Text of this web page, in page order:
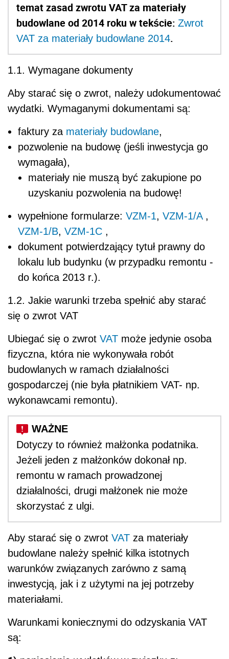
temat zasad zwrotu VAT za materiały
budowlane od 2014 roku w tekście: Zwrot
VAT za materiały budowlane 2014.
1.1. Wymagane dokumenty
Aby starać się o zwrot, należy udokumentować
wydatki. Wymaganymi dokumentami są:
faktury za materiały budowlane,
pozwolenie na budowę (jeśli inwestycja go
wymagała),
materiały nie muszą być zakupione po
uzyskaniu pozwolenia na budowę!
wypełnione formularze: VZM-1, VZM-1/A,
VZM-1/B, VZM-1C ,
dokument potwierdzający tytuł prawny do
lokalu lub budynku (w przypadku remontu -
do końca 2013 r.).
1.2. Jakie warunki trzeba spełnić aby starać
się o zwrot VAT
Ubiegać się o zwrot VAT może jedynie osoba
fizyczna, która nie wykonywała robót
budowlanych w ramach działalności
gospodarczej (nie była płatnikiem VAT- np.
wykonawcami remontu).
Dotyczy to również małżonka podatnika.
Jeżeli jeden z małżonków dokonał np.
remontu w ramach prowadzonej
działalności, drugi małżonek nie może
skorzystać z ulgi.
Aby starać się o zwrot VAT za materiały
budowlane należy spełnić kilka istotnych
warunków związanych zarówno z samą
inwestycją, jak i z użytymi na jej potrzeby
materiałami.
Warunkami koniecznymi do odzyskania VAT
są: